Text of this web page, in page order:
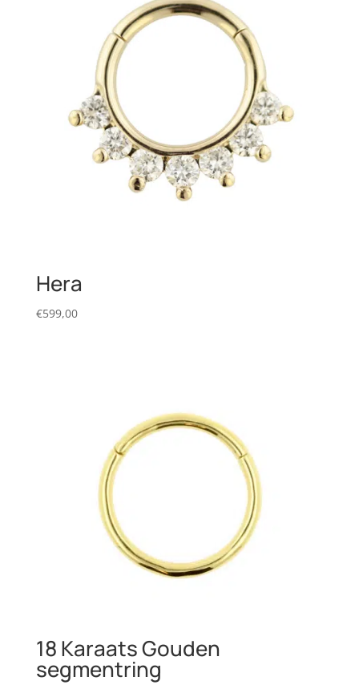
Hera
€599,00
18 Karaats Gouden
segmentring